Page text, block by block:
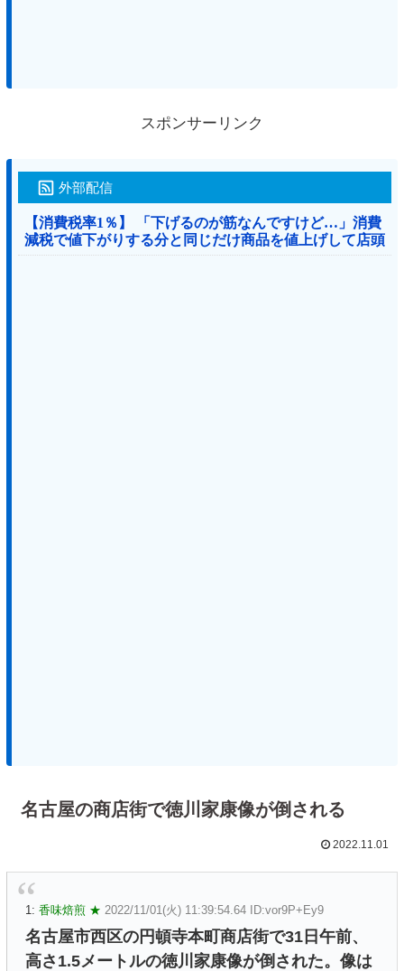
スポンサーリンク
外部配信
【消費税率1％】 「下げるのが筋なんですけど…」消費
減税で値下がりする分と同じだけ商品を値上げして店頭
価格を変えない店も
名古屋の商店街で徳川家康像が倒される
2022.11.01
1: 香味焙煎 ★ 2022/11/01(火) 11:39:54.64 ID:vor9P+Ey9
名古屋市西区の円頓寺本町商店街で31日午前、
高さ1.5メートルの徳川家康像が倒された。像は